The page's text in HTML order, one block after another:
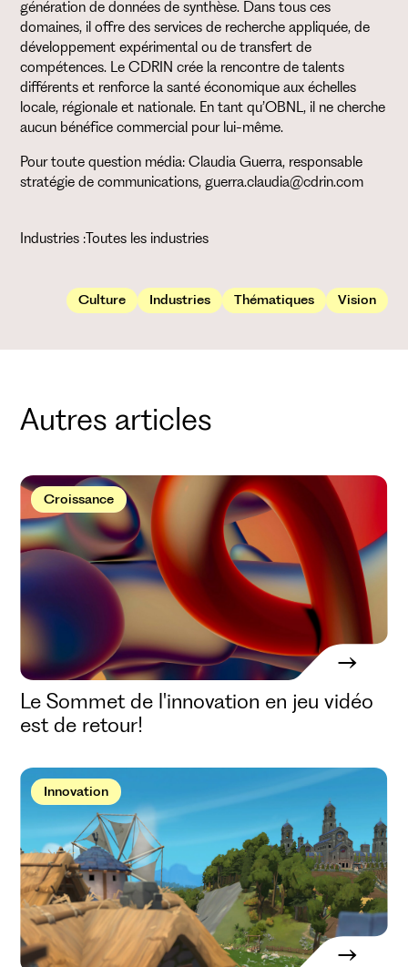
génération de données de synthèse. Dans tous ces
domaines, il offre des services de recherche appliquée, de
développement expérimental ou de transfert de
compétences. Le CDRIN crée la rencontre de talents
différents et renforce la santé économique aux échelles
locale, régionale et nationale. En tant qu’OBNL, il ne cherche
aucun bénéfice commercial pour lui-même.
Pour toute question média: Claudia Guerra, responsable
stratégie de communications, guerra.claudia@cdrin.com
Industries :Toutes les industries
Culture Industries Thématiques Vision
Autres articles
Le Sommet de l'innovation en jeu vidéo
est de retour!
Croissance
Innovation